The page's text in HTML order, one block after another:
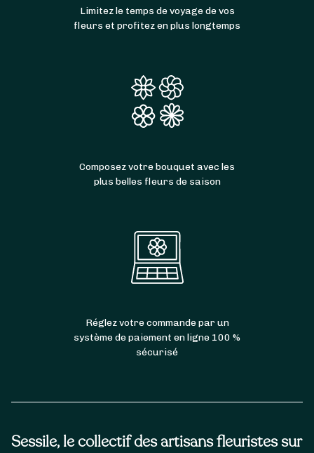
Sessile, le collectif des artisans fleuristes sur
Limitez le temps de voyage de vos
fleurs et profitez en plus longtemps
Composez votre bouquet avec les
plus belles fleurs de saison
Réglez votre commande par un
système de paiement en ligne 100 %
sécurisé